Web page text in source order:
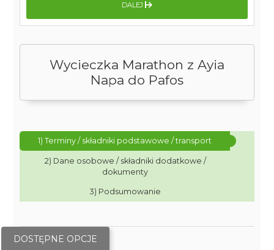
Wycieczka Marathon z Ayia
Napa do Pafos
1) Terminy / składniki podstawowe / transport
2) Dane osobowe / składniki dodatkowe /
dokumenty
3) Podsumowanie
DOSTĘPNE OPCJE
DALEJ